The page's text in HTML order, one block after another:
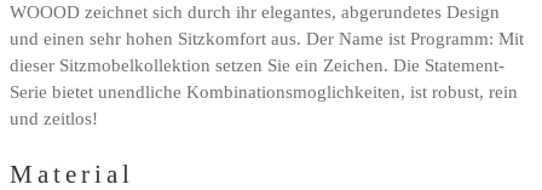
WOOOD zeichnet sich durch ihr elegantes, abgerundetes Design
und einen sehr hohen Sitzkomfort aus. Der Name ist Programm: Mit
dieser Sitzmobelkollektion setzen Sie ein Zeichen. Die Statement-
Serie bietet unendliche Kombinationsmoglichkeiten, ist robust, rein
und zeitlos!
Material